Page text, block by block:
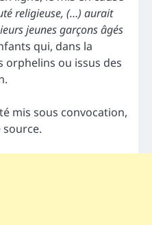
religieuse, (…) aurait
jeunes garçons âgés
qui, dans la
orphelins ou issus des
mis sous convocation,
source.